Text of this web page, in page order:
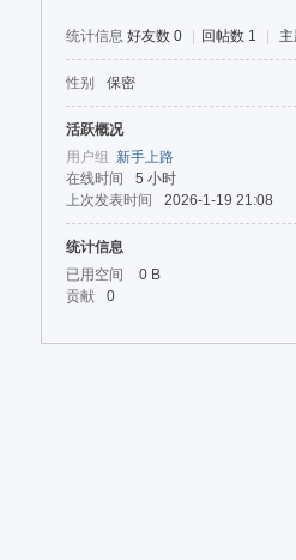
统计信息 好友数 0 回帖数 1
性别 保密
活跃概况
用户组
新手上路
在线时间
5 小时
上次发表时间
2026-1-19 21:08
统计信息
已用空间
0 B
贡献
0